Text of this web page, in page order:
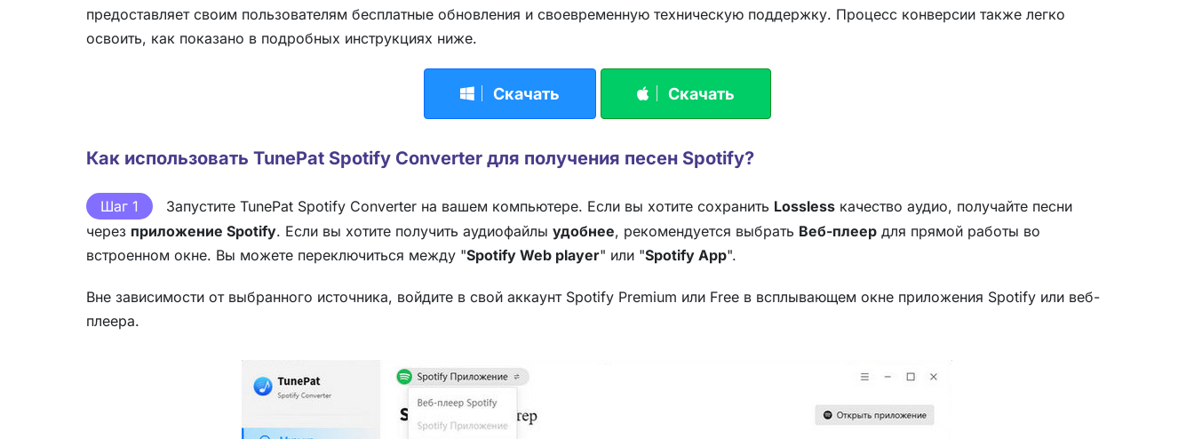
предоставляет своим пользователям бесплатные обновления и своевременную техническую поддержку. Процесс конверсии также легко
освоить, как показано в подробных инструкциях ниже.
Скачать Скачать
Как использовать TunePat Spotify Converter для получения песен Spotify?
Шаг 1 Запустите TunePat Spotify Converter на вашем компьютере. Если вы хотите сохранить Lossless качество аудио, получайте песни
через приложение Spotify. Если вы хотите получить аудиофайлы удобнее, рекомендуется выбрать Веб-плеер для прямой работы во
встроенном окне. Вы можете переключиться между "Spotify Web player" или "Spotify App".
Вне зависимости от выбранного источника, войдите в свой аккаунт Spotify Premium или Free в всплывающем окне приложения Spotify или веб-
плеера.